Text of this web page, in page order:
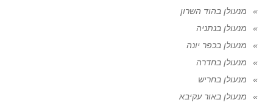
מנעולן בהוד השרון
מנעולן בנתניה
מנעולן בכפר יונה
מנעולן בחדרה
מנעולן בחריש
מנעולן באור עקיבא